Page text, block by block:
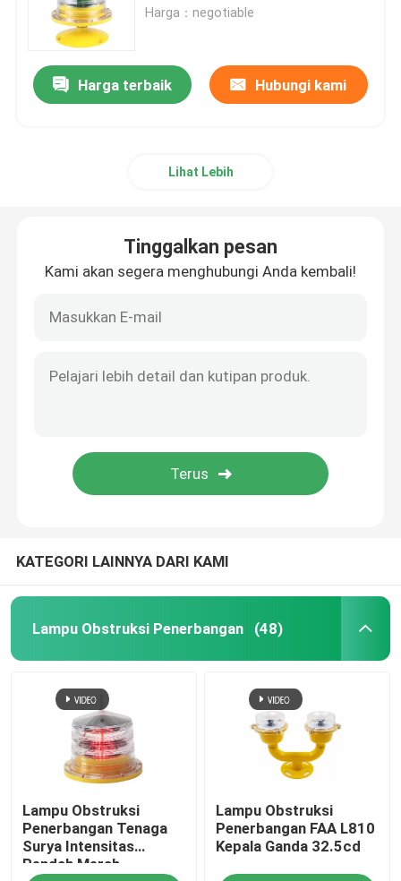
Harga：negotiable
Harga terbaik Hubungi kami
Lihat Lebih
Tinggalkan pesan
Kami akan segera menghubungi Anda kembali!
KATEGORI LAINNYA DARI KAMI
Lampu Obstruksi Penerbangan (48)
Lampu Obstruksi
Penerbangan Tenaga
Surya Intensitas
Rendah Merah
Lampu Obstruksi
Penerbangan FAA L810
Kepala Ganda 32.5cd